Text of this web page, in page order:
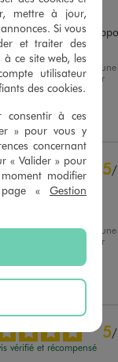
vérifié et récompensé
casquette bon
prix.
27/07/2026
, suite à une
du
15/07/2026
par
C.
(0) Signaler
5/
vérifié et récompensé
10/07/2026 , suite à une
par
(0) Signaler
5/
vérifié et récompensé
mettre à jour,
Si vous
et traiter des
à ce site web, les
utilisateur
des cookies.
consentir à ces
» pour vous y
concernant
« Valider » pour
modifier
« Gestion